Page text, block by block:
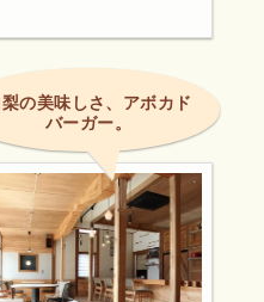
の美味しさ、アボカド
バーガー。